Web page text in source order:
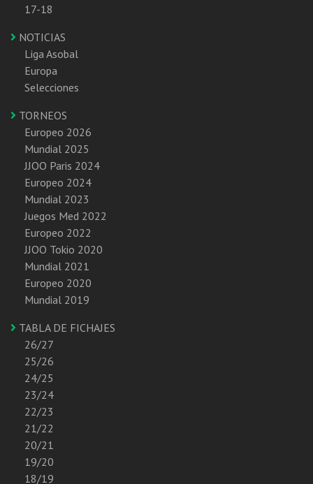
17-18
NOTICIAS
Liga Asobal
Europa
Selecciones
TORNEOS
Europeo 2026
Mundial 2025
JJOO Paris 2024
Europeo 2024
Mundial 2023
Juegos Med 2022
Europeo 2022
JJOO Tokio 2020
Mundial 2021
Europeo 2020
Mundial 2019
TABLA DE FICHAJES
26/27
25/26
24/25
23/24
22/23
21/22
20/21
19/20
18/19